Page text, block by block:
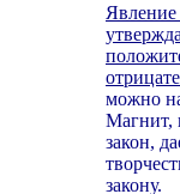
Явление
можно
Магнит,
закон,
закону.